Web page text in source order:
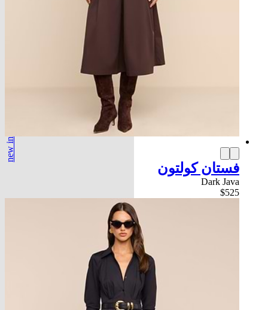
new in
فستان كولتون
Dark Java
$525